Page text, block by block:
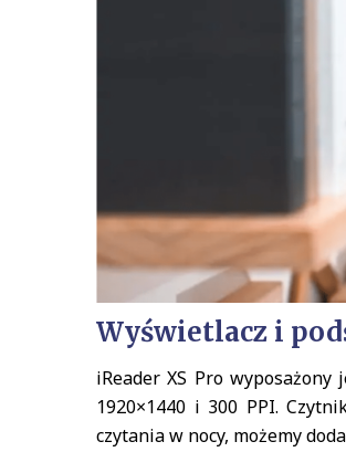
Wyświetlacz i
iReader XS Pro
1920×1440 i 300 PPI.
czytania w nocy, możemy